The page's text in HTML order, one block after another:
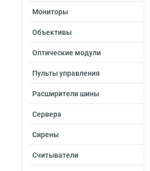
Мониторы
Объективы
Оптические модули
Пульты управления
Расширители шины
Сервера
Сирены
Считыватели